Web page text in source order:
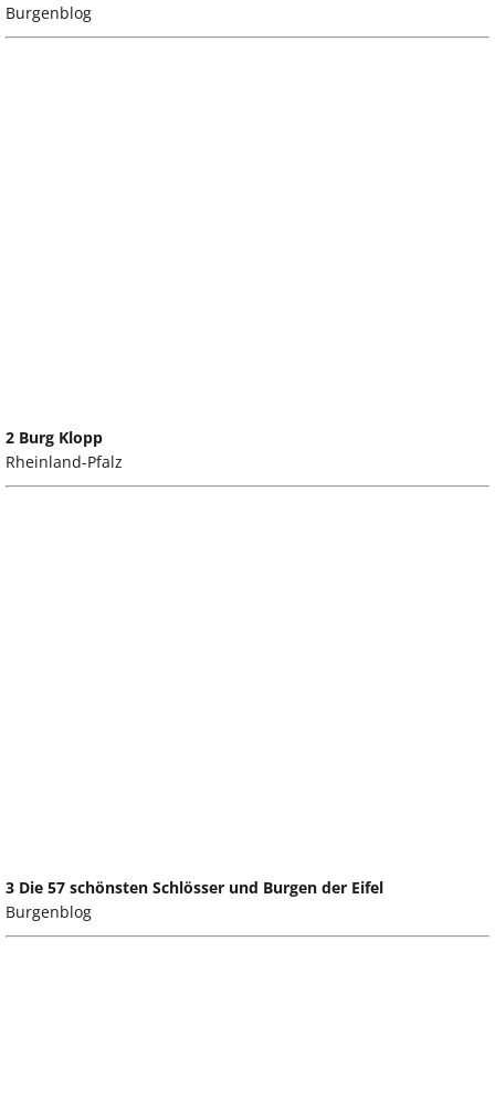
Burgenblog
2 Burg Klopp
Rheinland-Pfalz
3 Die 57 schönsten Schlösser und Burgen der Eifel
Burgenblog